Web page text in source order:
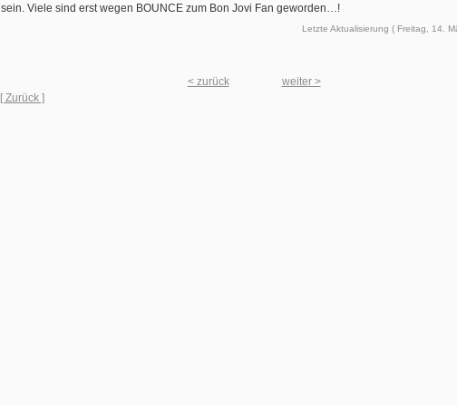
sein. Viele sind erst wegen BOUNCE zum Bon Jovi Fan geworden…!
Letzte Aktualisierung ( Freitag, 14.
< zurück
weiter >
[ Zurück ]